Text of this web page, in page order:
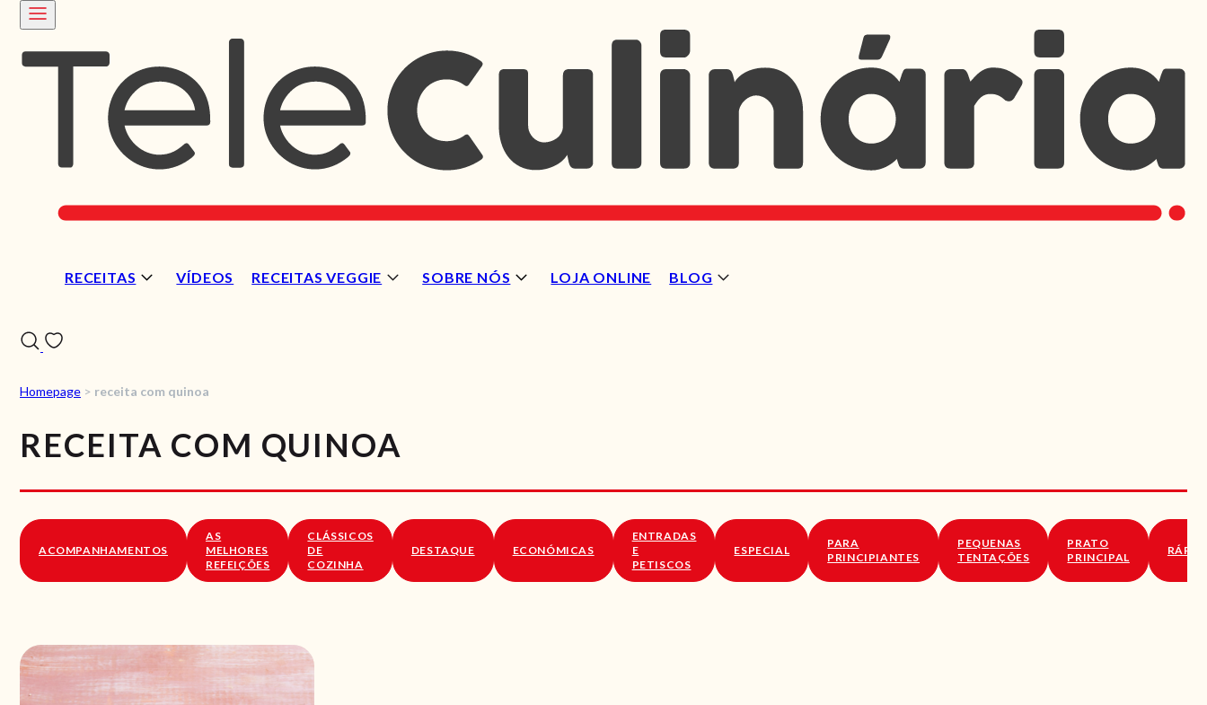
RECEITAS VÍDEOS RECEITAS VEGGIE SOBRE NÓS LOJA ONLINE BLOG
SOBRE NÓS
Homepage > receita com quinoa
RECEITA COM QUINOA
ACOMPANHAMENTOS
AS
MELHORES
REFEIÇÕES
CLÁSSICOS
DE
COZINHA
DESTAQUE ECONÓMICAS
ENTRADAS
E
PETISCOS
ESPECIAL
PARA
PRINCIPIANTES
PEQUENAS
TENTAÇÕES
PRATO
PRINCIPAL